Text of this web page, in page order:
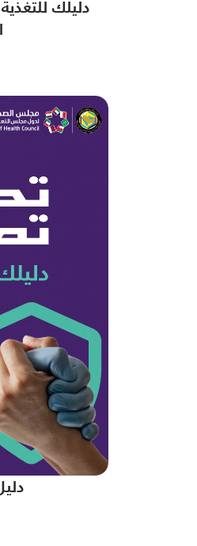
دليلك